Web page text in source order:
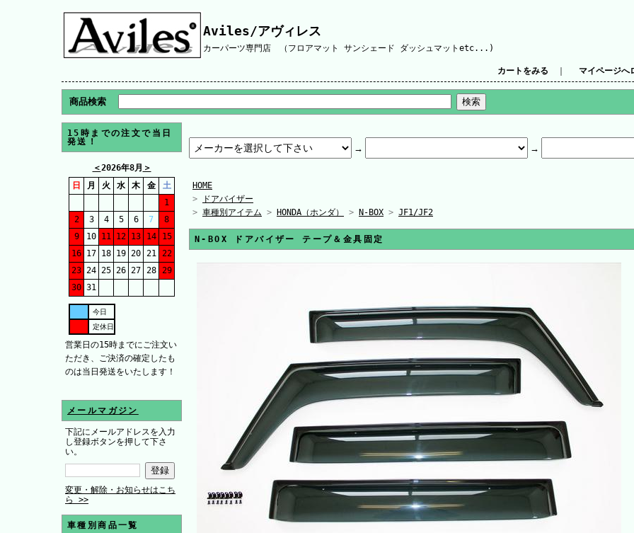
Aviles/アヴィレス
カーパーツ専門店 （フロアマット サンシェード ダッシュマットetc...)
カートをみる マイページへ
商品検索
15時までの注文で当日
発送！
＜2026年8月 ＞
日
月 火 水 木 金
土
1
2
3 4 5 6 7
8
9
10 11 12 13 14
15
16 17 18 19 20 21
22
23 24 25 26 27 28
29
30 31
今日
定休日
営業日の15時までにご注文い
ただき、ご決済の確定したも
のは当日発送をいたします！
メールマガジン
下記にメールアドレスを入力
し登録ボタンを押して下さ
い。
変更・解除・お知らせはこち
ら >>
車種別商品一覧
HOME
>
ドアバイザー
> 車種別アイテム > HONDA（ホンダ） > N-BOX > JF1/JF2
N-BOX ドアバイザー テープ＆金具固定